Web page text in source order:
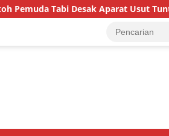
Desak Aparat Usut Tuntas Kasus